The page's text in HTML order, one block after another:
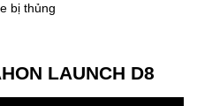
bị thủng
LAUNCH D8